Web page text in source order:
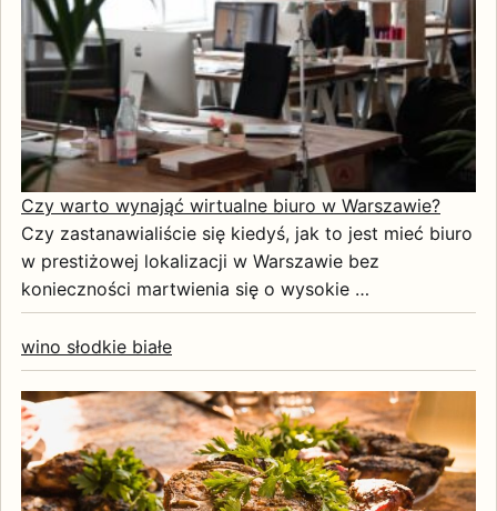
Czy warto wynająć wirtualne biuro w Warszawie?
Czy zastanawialiście się kiedyś, jak to jest mieć biuro
w prestiżowej lokalizacji w Warszawie bez
konieczności martwienia się o wysokie …
wino słodkie białe